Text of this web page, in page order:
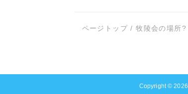
ページトップ/牧陵会の場所?
Copyright © 2026